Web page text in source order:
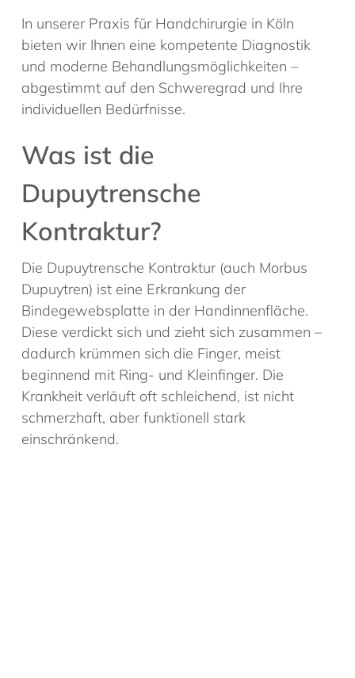
In unserer Praxis für Handchirurgie in Köln
bieten wir Ihnen eine kompetente Diagnostik
und moderne Behandlungsmöglichkeiten –
abgestimmt auf den Schweregrad und Ihre
individuellen Bedürfnisse.
Was ist die
Dupuytrensche
Kontraktur?
Die Dupuytrensche Kontraktur (auch Morbus
Dupuytren) ist eine Erkrankung der
Bindegewebsplatte in der Handinnenfläche.
Diese verdickt sich und zieht sich zusammen –
dadurch krümmen sich die Finger, meist
beginnend mit Ring- und Kleinfinger. Die
Krankheit verläuft oft schleichend, ist nicht
schmerzhaft, aber funktionell stark
einschränkend.